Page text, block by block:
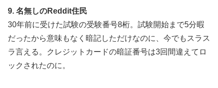
9. 名無しのReddit住民
30年前に受けた試験の受験番号8桁。試験開始まで5分暇
だったから意味もなく暗記しただけなのに、今でもスラス
ラ言える。クレジットカードの暗証番号は3回間違えてロ
ックされたのに。